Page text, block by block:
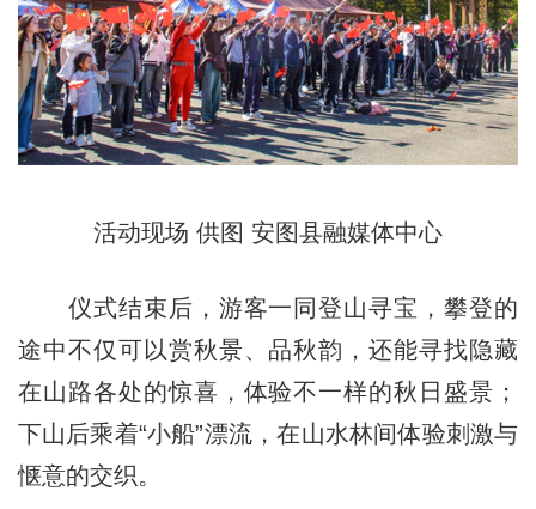
活动现场 供图 安图县融媒体中心
仪式结束后，游客一同登山寻宝，攀登的
途中不仅可以赏秋景、品秋韵，还能寻找隐藏
在山路各处的惊喜，体验不一样的秋日盛景；
下山后乘着“小船”漂流，在山水林间体验刺激与
惬意的交织。